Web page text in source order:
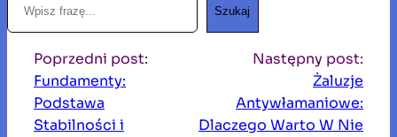
Szukaj
Poprzedni post:
Fundamenty:
Podstawa
Stabilności i
Następny post:
Żaluzje
Antywłamaniowe:
Dlaczego Warto W Nie